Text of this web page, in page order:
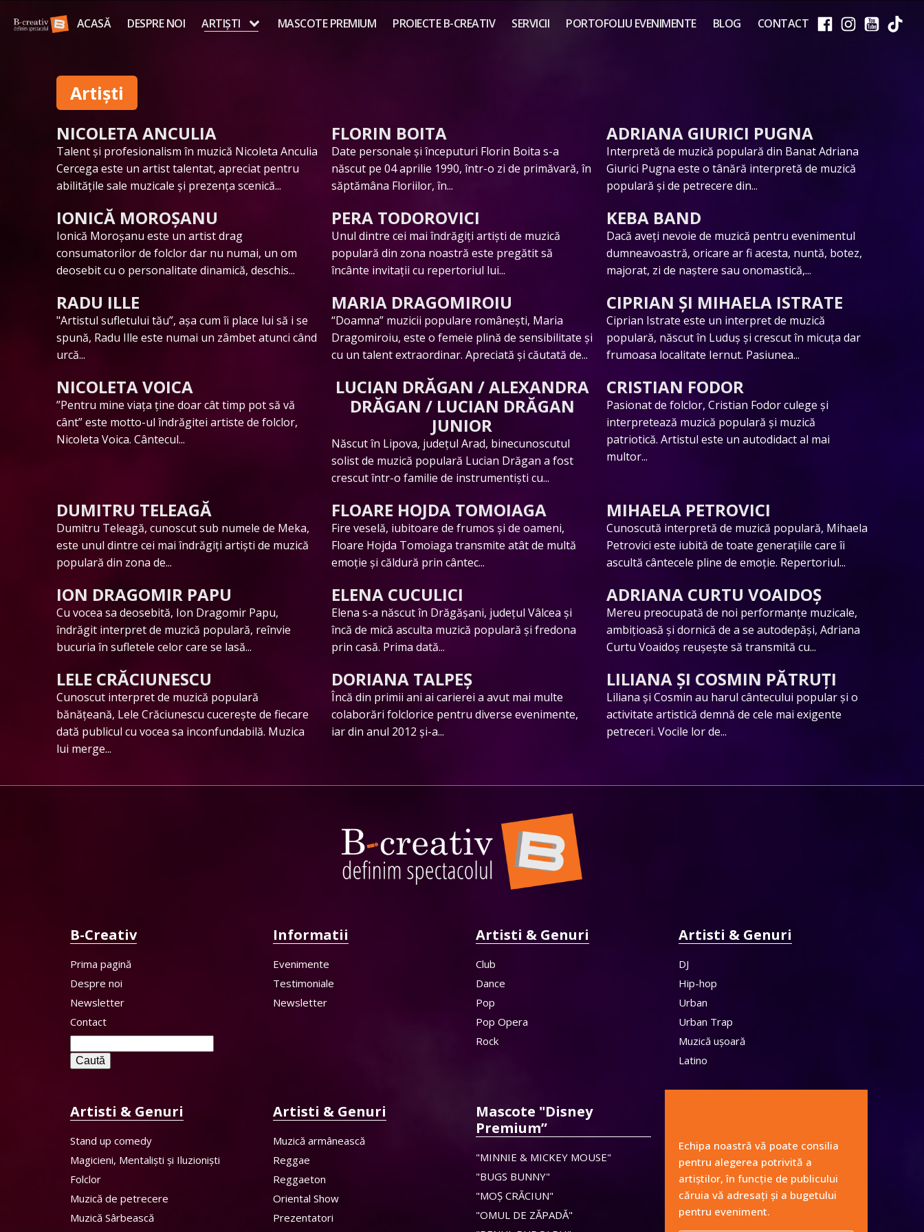
ACASĂ DESPRE NOI ARTIȘTI MASCOTE PREMIUM PROIECTE B-CREATIV SERVICII PORTOFOLIU EVENIMENTE BLOG CONTACT
Artiști
NICOLETA ANCULIA
Talent și profesionalism în muzică Nicoleta Anculia
Cercega este un artist talentat, apreciat pentru
abilitățile sale muzicale și prezența scenică...
FLORIN BOITA
Date personale și începuturi Florin Boita s-a
născut pe 04 aprilie 1990, într-o zi de primăvară, în
săptămâna Floriilor, în...
ADRIANA GIURICI PUGNA
Interpretă de muzică populară din Banat Adriana
Giurici Pugna este o tânără interpretă de muzică
populară și de petrecere din...
IONICĂ MOROȘANU
Ionică Moroșanu este un artist drag
consumatorilor de folclor dar nu numai, un om
deosebit cu o personalitate dinamică, deschis...
PERA TODOROVICI
Unul dintre cei mai îndrăgiți artiști de muzică
populară din zona noastră este pregătit să
încânte invitații cu repertoriul lui...
KEBA BAND
Dacă aveți nevoie de muzică pentru evenimentul
dumneavoastră, oricare ar fi acesta, nuntă, botez,
majorat, zi de naștere sau onomastică,...
RADU ILLE
"Artistul sufletului tău”, așa cum îi place lui să i se
spună, Radu Ille este numai un zâmbet atunci când
urcă...
MARIA DRAGOMIROIU
“Doamna” muzicii populare românești, Maria
Dragomiroiu, este o femeie plină de sensibilitate și
cu un talent extraordinar. Apreciată și căutată de...
CIPRIAN ȘI MIHAELA ISTRATE
Ciprian Istrate este un interpret de muzică
populară, născut în Luduș și crescut în micuța dar
frumoasa localitate Iernut. Pasiunea...
NICOLETA VOICA
”Pentru mine viața ține doar cât timp pot să vă
cânt” este motto-ul îndrăgitei artiste de folclor,
Nicoleta Voica. Cântecul...
LUCIAN DRĂGAN / ALEXANDRA
DRĂGAN / LUCIAN DRĂGAN
JUNIOR
Născut în Lipova, județul Arad, binecunoscutul
solist de muzică populară Lucian Drăgan a fost
crescut într-o familie de instrumentiști cu...
CRISTIAN FODOR
Pasionat de folclor, Cristian Fodor culege și
interpretează muzică populară și muzică
patriotică. Artistul este un autodidact al mai
multor...
DUMITRU TELEAGĂ
Dumitru Teleagă, cunoscut sub numele de Meka,
este unul dintre cei mai îndrăgiți artiști de muzică
populară din zona de...
FLOARE HOJDA TOMOIAGA
Fire veselă, iubitoare de frumos și de oameni,
Floare Hojda Tomoiaga transmite atât de multă
emoție și căldură prin cântec...
MIHAELA PETROVICI
Cunoscută interpretă de muzică populară, Mihaela
Petrovici este iubită de toate generațiile care îi
ascultă cântecele pline de emoție. Repertoriul...
ION DRAGOMIR PAPU
Cu vocea sa deosebită, Ion Dragomir Papu,
îndrăgit interpret de muzică populară, reînvie
bucuria în sufletele celor care se lasă...
ELENA CUCULICI
Elena s-a născut în Drăgăşani, judeţul Vâlcea și
încă de mică asculta muzică populară și fredona
prin casă. Prima dată...
ADRIANA CURTU VOAIDOȘ
Mereu preocupată de noi performanțe muzicale,
ambițioasă și dornică de a se autodepăși, Adriana
Curtu Voaidoș reușește să transmită cu...
LELE CRĂCIUNESCU
Cunoscut interpret de muzică populară
bănățeană, Lele Crăciunescu cucerește de fiecare
dată publicul cu vocea sa inconfundabilă. Muzica
lui merge...
DORIANA TALPEȘ
Încă din primii ani ai carierei a avut mai multe
colaborări folclorice pentru diverse evenimente,
iar din anul 2012 și-a...
LILIANA ȘI COSMIN PĂTRUȚI
Liliana și Cosmin au harul cântecului popular și o
activitate artistică demnă de cele mai exigente
petreceri. Vocile lor de...
B-Creativ
Prima pagină
Despre noi
Newsletter
Contact
după:
Informatii
Evenimente
Testimoniale
Newsletter
Artisti & Genuri
Club
Dance
Pop
Pop Opera
Rock
Artisti & Genuri
DJ
Hip-hop
Urban
Urban Trap
Muzică ușoară
Latino
Artisti & Genuri
Stand up comedy
Magicieni, Mentaliști și Iluzioniști
Folclor
Muzică de petrecere
Muzică Sârbească
Artisti & Genuri
Muzică armânească
Reggae
Reggaeton
Oriental Show
Prezentatori
Mascote "Disney
Premium”
"MINNIE & MICKEY MOUSE"
"BUGS BUNNY"
"MOȘ CRĂCIUN"
"OMUL DE ZĂPADĂ"
Echipa noastră vă poate consilia
pentru alegerea potrivită a
artiștilor, în funcție de publicului
căruia vă adresați și a bugetului
pentru eveniment.